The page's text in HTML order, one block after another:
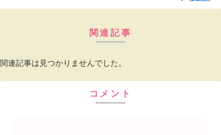
関連記事
関連記事は見つかりませんでした。
コメント